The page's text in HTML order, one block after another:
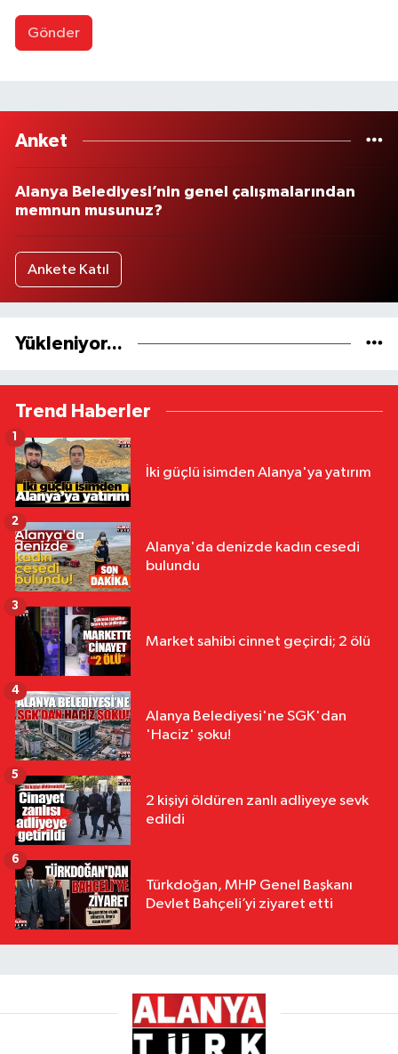
Gönder
Anket
Alanya Belediyesi’nin genel çalışmalarından
memnun musunuz?
Ankete Katıl
Yükleniyor...
Trend Haberler
İki güçlü isimden Alanya'ya yatırım
Alanya'da denizde kadın cesedi
bulundu
2
Market sahibi cinnet geçirdi; 2 ölü
3
Alanya Belediyesi'ne SGK'dan
'Haciz' şoku!
4
2 kişiyi öldüren zanlı adliyeye sevk
edildi
5
Türkdoğan, MHP Genel Başkanı
Devlet Bahçeli’yi ziyaret etti
6